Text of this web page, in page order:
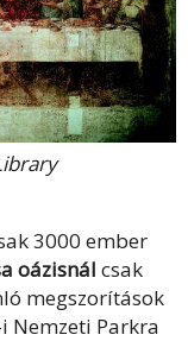
3000 ember
oázisnál csak
megszorítások
Nemzeti Parkra